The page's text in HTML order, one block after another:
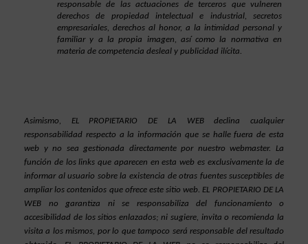
responsable de las actuaciones de terceros que vulneren
derechos de propiedad intelectual e industrial, secretos
empresariales, derechos al honor, a la intimidad personal y
familiar y a la propia imagen, así como la normativa en
materia de competencia desleal y publicidad ilícita.
Asimismo, EL PROPIETARIO DE LA WEB declina cualquier
responsabilidad respecto a la información que se halle fuera de esta
web y no sea gestionada directamente por nuestro webmaster. La
función de los links que aparecen en esta web es exclusivamente la de
informar al usuario sobre la existencia de otras fuentes susceptibles de
ampliar los contenidos que ofrece este sitio web. EL PROPIETARIO DE LA
WEB no garantiza ni se responsabiliza del funcionamiento o
accesibilidad de los sitios enlazados; ni sugiere, invita o recomienda la
visita a los mismos, por lo que tampoco será responsable del resultado